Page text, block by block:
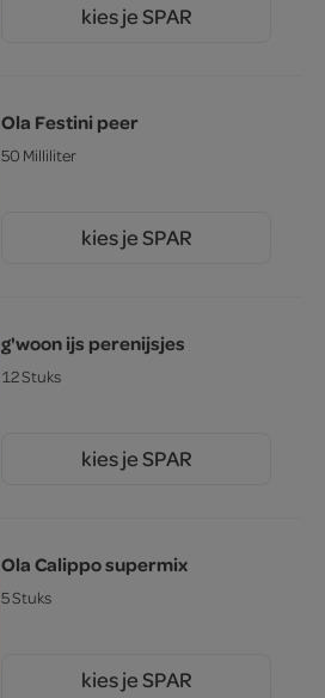
kies je SPAR
Ola Festini peer
50 Milliliter
kies je SPAR
g'woon ijs perenijsjes
12 Stuks
kies je SPAR
Ola Calippo supermix
5 Stuks
kies je SPAR